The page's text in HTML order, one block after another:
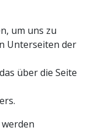
um uns zu
Unterseiten der
über die Seite